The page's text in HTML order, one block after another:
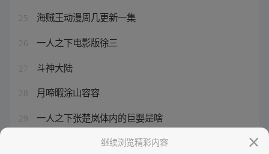
25 海贼王动漫周几更新一集
26 一人之下电影版徐三
27 斗神大陆
28 月啼暇涂山容容
29 一人之下张楚岚体内的巨婴是啥
狐妖小红娘最强剑仙小说继续浏览精彩内容